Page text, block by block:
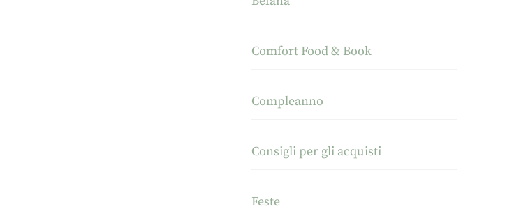
Comfort Food & Book
Compleanno
Consigli per gli acquisti
Feste